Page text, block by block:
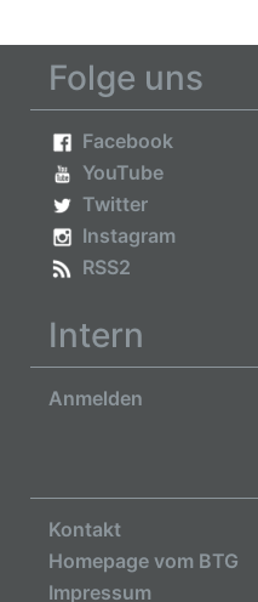
Folge uns
Facebook
YouTube
Twitter
Instagram
RSS2
Intern
Anmelden
Kontakt
Homepage vom BTG
Impressum